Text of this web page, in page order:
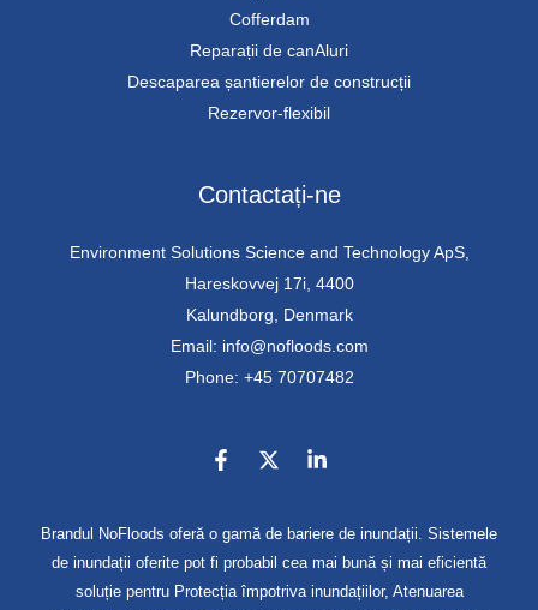
Cofferdam
Reparații de canAluri
Descaparea șantierelor de construcții
Rezervor-flexibil
Contactați-ne
Environment Solutions Science and Technology ApS,
Hareskovvej 17i, 4400
Kalundborg, Denmark
Email: info@nofloods.com
Phone: +45 70707482
Brandul NoFloods oferă o gamă de bariere de inundații. Sistemele
de inundații oferite pot fi probabil cea mai bună și mai eficientă
soluție pentru Protecția împotriva inundațiilor, Atenuarea